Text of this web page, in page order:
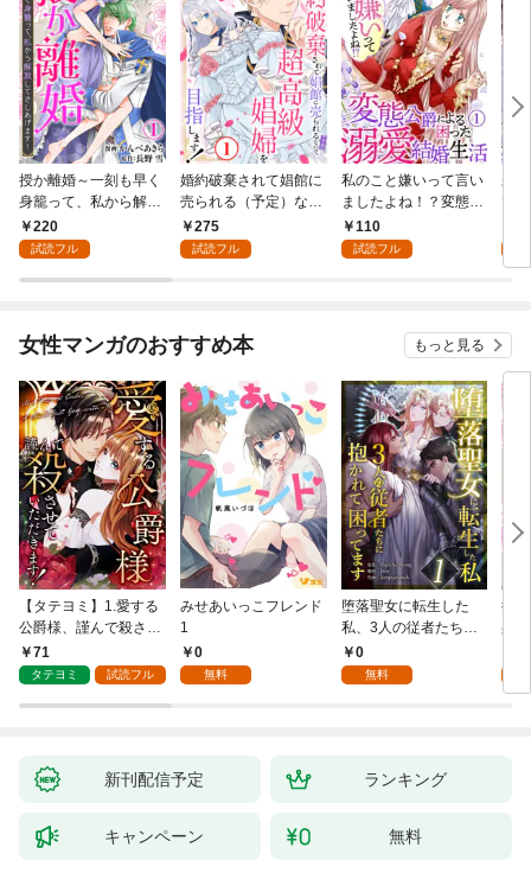
授か離婚～一刻も早く
身籠って、私から解放
してさしあげます！1
220
試読フル
婚約破棄されて娼館に
売られる（予定）なの
で、超高級娼婦を目指
します！1
275
試読フル
私のこと嫌いって言い
ましたよね！？変態公
爵による困った溺愛結
婚生活 1
110
試読フル
未
で
女性マンガのおすすめ本 もっと見る
【タテヨミ】1.愛する
公爵様、謹んで殺させ
ていただきます！
71
タテヨミ 試読フル
みせあいっこフレンド
1
0
無料
堕落聖女に転生した
私、3人の従者たちに
抱かれて困ってます 第
1話
0
無料
授
身
新刊配信予定 ランキング
キャンペーン 無料